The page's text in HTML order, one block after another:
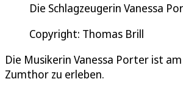
Die Schlagzeugerin Vanessa
Copyright: Thomas Brill
Die Musikerin Vanessa Porter ist
Zumthor zu erleben.